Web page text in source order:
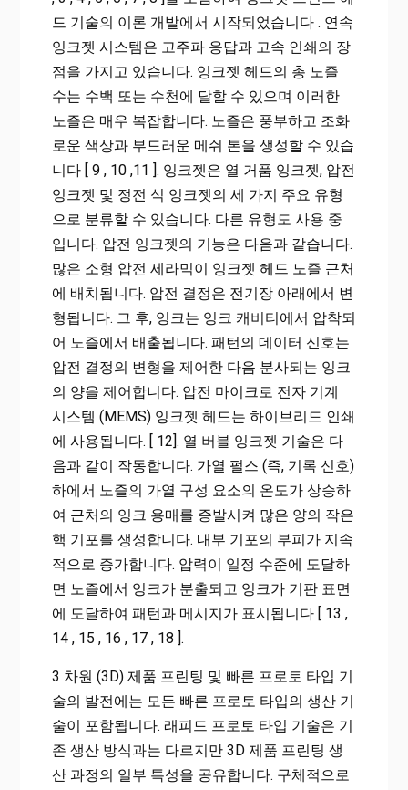
드 기술의 이론 개발에서 시작되었습니다 . 연속
잉크젯 시스템은 고주파 응답과 고속 인쇄의 장
점을 가지고 있습니다. 잉크젯 헤드의 총 노즐
수는 수백 또는 수천에 달할 수 있으며 이러한
노즐은 매우 복잡합니다. 노즐은 풍부하고 조화
로운 색상과 부드러운 메쉬 톤을 생성할 수 있습
니다 [ 9 , 10 ,11 ]. 잉크젯은 열 거품 잉크젯, 압전
잉크젯 및 정전 식 잉크젯의 세 가지 주요 유형
으로 분류할 수 있습니다. 다른 유형도 사용 중
입니다. 압전 잉크젯의 기능은 다음과 같습니다.
많은 소형 압전 세라믹이 잉크젯 헤드 노즐 근처
에 배치됩니다. 압전 결정은 전기장 아래에서 변
형됩니다. 그 후, 잉크는 잉크 캐비티에서 압착되
어 노즐에서 배출됩니다. 패턴의 데이터 신호는
압전 결정의 변형을 제어한 다음 분사되는 잉크
의 양을 제어합니다. 압전 마이크로 전자 기계
시스템 (MEMS) 잉크젯 헤드는 하이브리드 인쇄
에 사용됩니다. [ 12]. 열 버블 잉크젯 기술은 다
음과 같이 작동합니다. 가열 펄스 (즉, 기록 신호)
하에서 노즐의 가열 구성 요소의 온도가 상승하
여 근처의 잉크 용매를 증발시켜 많은 양의 작은
핵 기포를 생성합니다. 내부 기포의 부피가 지속
적으로 증가합니다. 압력이 일정 수준에 도달하
면 노즐에서 잉크가 분출되고 잉크가 기판 표면
에 도달하여 패턴과 메시지가 표시됩니다 [ 13 ,
14 , 15 , 16 , 17 , 18 ].
3 차원 (3D) 제품 프린팅 및 빠른 프로토 타입 기
술의 발전에는 모든 빠른 프로토 타입의 생산 기
술이 포함됩니다. 래피드 프로토 타입 기술은 기
존 생산 방식과는 다르지만 3D 제품 프린팅 생
산 과정의 일부 특성을 공유합니다. 구체적으로